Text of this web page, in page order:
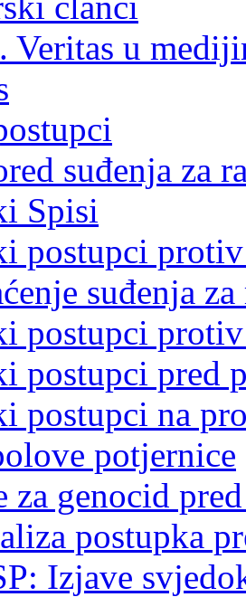
Veritas u
suđenja za
Spisi
postupci
suđenja
postupci
postupci pred
postupci na
potjernice
za genocid
postupka
Izjave